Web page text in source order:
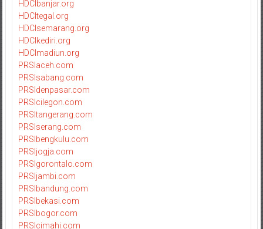
HDCIbanjar.org
HDCItegal.org
HDCIsemarang.org
HDCIkediri.org
HDCImadiun.org
PRSIaceh.com
PRSIsabang.com
PRSIdenpasar.com
PRSIcilegon.com
PRSItangerang.com
PRSIserang.com
PRSIbengkulu.com
PRSIjogja.com
PRSIgorontalo.com
PRSIjambi.com
PRSIbandung.com
PRSIbekasi.com
PRSIbogor.com
PRSIcimahi.com